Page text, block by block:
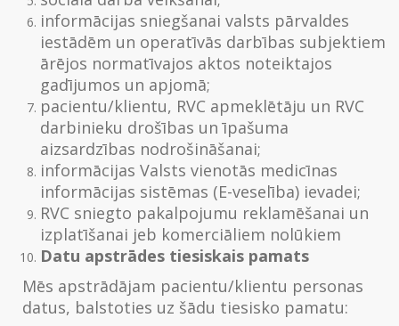
informācijas sniegšanai valsts pārvaldes
iestādēm un operatīvās darbības subjektiem
ārējos normatīvajos aktos noteiktajos
gadījumos un apjomā;
pacientu/klientu, RVC apmeklētāju un RVC
darbinieku drošības un īpašuma
aizsardzības nodrošināšanai;
informācijas Valsts vienotās medicīnas
informācijas sistēmas (E-veselība) ievadei;
RVC sniegto pakalpojumu reklamēšanai un
izplatīšanai jeb komerciāliem nolūkiem
Datu apstrādes tiesiskais pamats
Mēs apstrādājam pacientu/klientu personas
datus, balstoties uz šādu tiesisko pamatu: